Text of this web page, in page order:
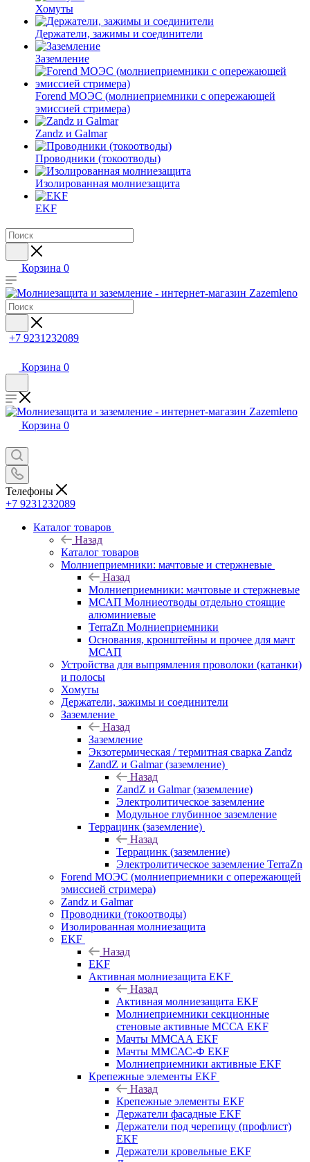
Хомуты
Держатели, зажимы и соединители
Заземление
Forend МОЭС (молниеприемники с опережающей
эмиссией стримера)
Zandz и Galmar
Проводники (токоотводы)
Изолированная молниезащита
EKF
Корзина 0
+7 9231232089
Корзина 0
Корзина 0
Телефоны
+7 9231232089
Каталог товаров
Назад
Каталог товаров
Молниеприемники: мачтовые и стержневые
Назад
Молниеприемники: мачтовые и стержневые
МСАП Молниеотводы отдельно стоящие
алюминиевые
TerraZn Молниеприемники
Основания, кронштейны и прочее для мачт
МСАП
Устройства для выпрямления проволоки (катанки)
и полосы
Хомуты
Держатели, зажимы и соединители
Заземление
Назад
Заземление
Экзотермическая / термитная сварка Zandz
ZandZ и Galmar (заземление)
Назад
ZandZ и Galmar (заземление)
Электролитическое заземление
Модульное глубинное заземление
Террацинк (заземление)
Назад
Террацинк (заземление)
Электролитическое заземление TerraZn
Forend МОЭС (молниеприемники с опережающей
эмиссией стримера)
Zandz и Galmar
Проводники (токоотводы)
Изолированная молниезащита
EKF
Назад
EKF
Активная молниезащита EKF
Назад
Активная молниезащита EKF
Молниеприемники секционные
стеновые активные МССА EKF
Мачты ММСАА EKF
Мачты ММСАС-Ф EKF
Молниеприемники активные EKF
Крепежные элементы EKF
Назад
Крепежные элементы EKF
Держатели фасадные EKF
Держатели под черепицу (профлист)
EKF
Держатели кровельные EKF